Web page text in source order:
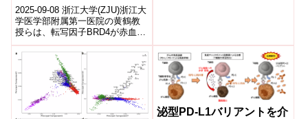
成を阻害する新たな役割と
メカニズムを解明。(Stem
cell-derived red blood
cell production advances
for artificial blood supply)
2025-09-08 浙江大学(ZJU)浙江大
学医学部附属第一医院の黄鶴教
授らは、転写因子BRD4が赤血球
の終末分化を抑制する新しい仕
組みを解明しました。通常は...
泌型PD-L1バリアントを介